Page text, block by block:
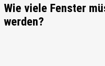
Wie viele Fenster
werden?